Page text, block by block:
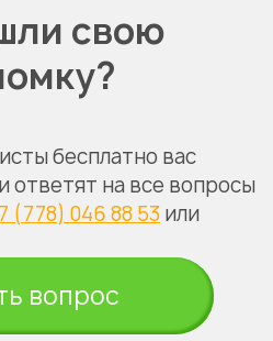
свою
бесплатно вас
ответят на все вопросы
(778) 046 88 53 или
вопрос